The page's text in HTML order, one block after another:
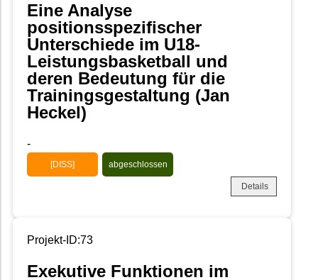
Eine Analyse
positionsspezifischer
Unterschiede im U18-
Leistungsbasketball und
deren Bedeutung für die
Trainingsgestaltung (Jan
Heckel)
-
[DISS] abgeschlossen
Details
Projekt-ID:73
Exekutive Funktionen im